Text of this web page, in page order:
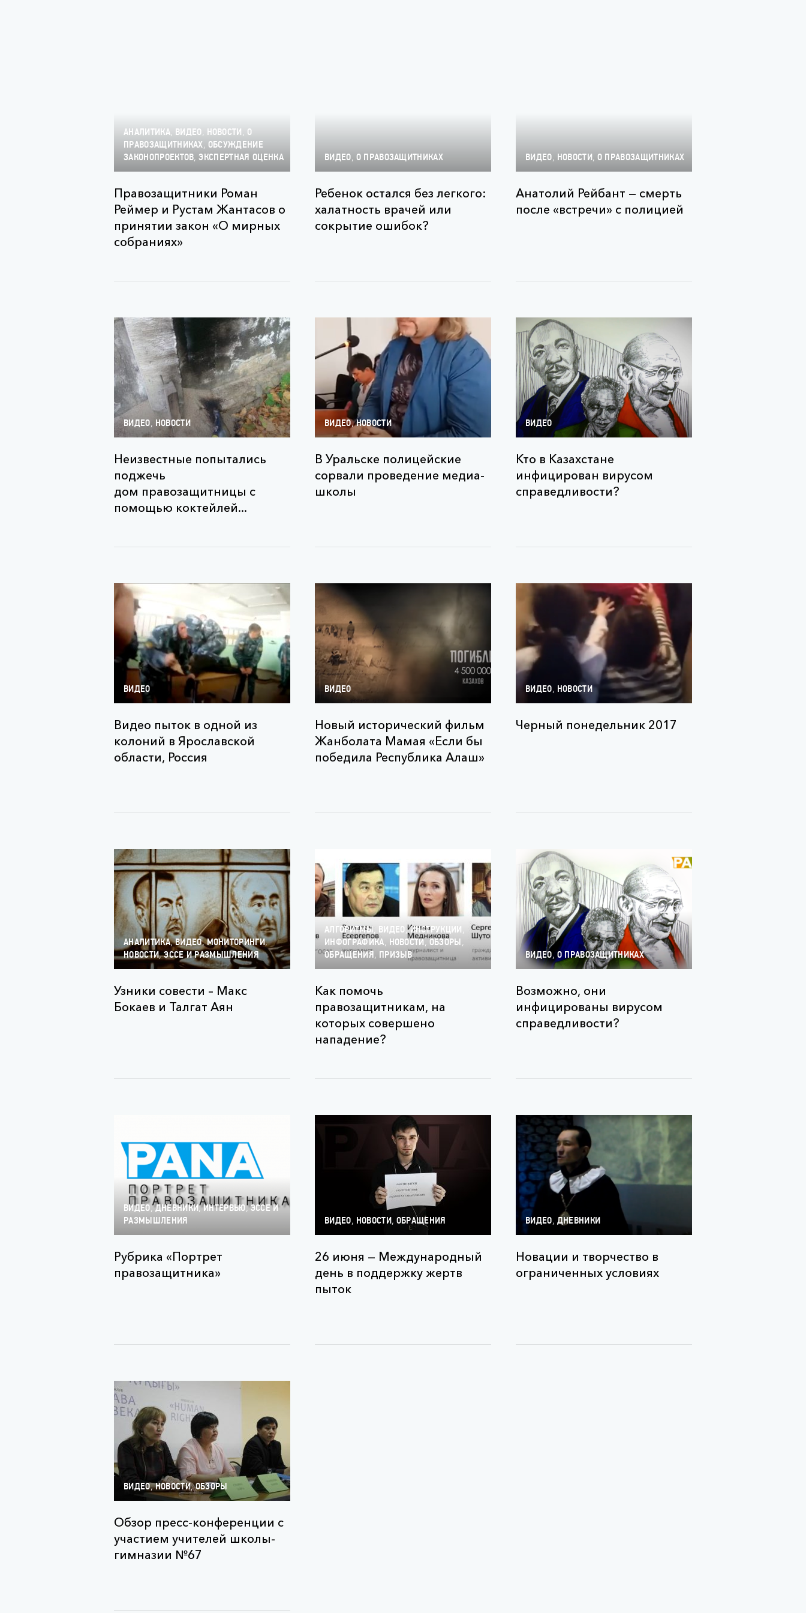
АНАЛИТИКА, ВИДЕО, НОВОСТИ , О
ПРАВОЗАЩИТНИКАХ, ОБСУЖДЕНИЕ
ЗАКОНОПРОЕКТОВ,ЭКСПЕРТНАЯ ОЦЕНКА
Правозащитники Роман
Реймер и Рустам Жантасов о
принятии закон «О мирных
собраниях»
ВИДЕО, О ПРАВОЗАЩИТНИКАХ
Ребенок остался без легкого:
халатность врачей или
сокрытие ошибок?
ВИДЕО, НОВОСТИ, О ПРАВОЗАЩИТНИКАХ
Анатолий Рейбант — смерть
после «встречи» с полицией
ВИДЕО, НОВОСТИ
Неизвестные попытались
поджечь
дом правозащитницы с
помощью коктейлей...
ВИДЕО,НОВОСТИ
В Уральске полицейские
сорвали проведение медиа-
школы
ВИДЕО
Кто в Казахстане
инфицирован вирусом
справедливости?
ВИДЕО
Видео пыток в одной из
колоний в Ярославской
области, Россия
ВИДЕО
Новый исторический фильм
Жанболата Мамая «Если бы
победила Республика Алаш»
ВИДЕО, НОВОСТИ
Черный понедельник 2017
АНАЛИТИКА,ВИДЕО,МОНИТОРИНГИ,
НОВОСТИ,ЭССЕ И РАЗМЫШЛЕНИЯ
Узники совести – Макс
Бокаев и Талгат Аян
АЛГОРИТМЫ ВИДЕО ,ИНСТРУКЦИИ
ИНФОГРАФИКА, НОВОСТИ,ОБЗОРЫ ,
ОБРАЩЕНИЯ , ПРИЗЫВ
Как помочь
правозащитникам, на
которых совершено
нападение?
ВИДЕО, О ПРАВОЗАЩИТНИКАХ
Возможно, они
инфицированы вирусом
справедливости?
ВИДЕО,ДНЕВНИКИ,ИНТЕРВЬЮ,ЭССЕ И
РАЗМЫШЛЕНИЯ
Рубрика «Портрет
правозащитника»
ВИДЕО, НОВОСТИ, ОБРАЩЕНИЯ
26 июня — Международный
день в поддержку жертв
пыток
ВИДЕО, ДНЕВНИКИ
Новации и творчество в
ограниченных условиях
ВИДЕО,НОВОСТИ,ОБЗОРЫ
Обзор пресс-конференции с
участием учителей школы-
гимназии №67